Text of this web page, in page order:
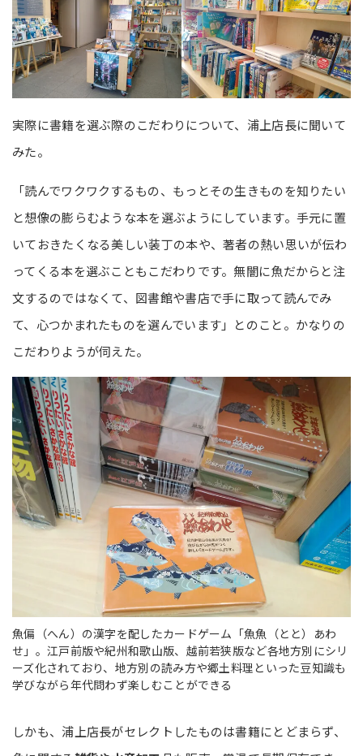
実際に書籍を選ぶ際のこだわりについて、浦上店長に聞いて
みた。
「読んでワクワクするもの、もっとその生きものを知りたい
と想像の膨らむような本を選ぶようにしています。手元に置
いておきたくなる美しい装丁の本や、著者の熱い思いが伝わ
ってくる本を選ぶこともこだわりです。無闇に魚だからと注
文するのではなくて、図書館や書店で手に取って読んでみ
て、心つかまれたものを選んでいます」とのこと。かなりの
こだわりようが伺えた。
魚偏（へん）の漢字を配したカードゲーム「魚魚（とと）あわ
せ」。江戸前版や紀州和歌山版、越前若狭版など各地方別にシリ
ーズ化されており、地方別の読み方や郷土料理といった豆知識も
学びながら年代問わず楽しむことができる
しかも、浦上店長がセレクトしたものは書籍にとどまらず、